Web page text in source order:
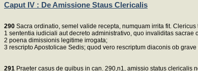
Caput IV : De Amissione Staus Clericalis
290 Sacra ordinatio, semel valide recepta, numquam irrita fit.
1 sententia iudiciali aut decreto administrativo, quo invaliditas sacrae
2 poena dimissionis legitime irrogata;
3 rescripto Apostolicae Sedis; quod vero rescriptum diaconis ob
291 Praeter casus de quibus in can. 290,n1, amissio status clericalis